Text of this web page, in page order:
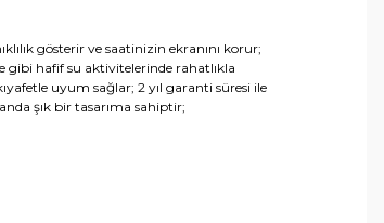
gösterir ve saatinizin ekranını korur;
gibi hafif su aktivitelerinde rahatlıkla
uyum sağlar; 2 yıl garanti süresi ile
şık bir tasarıma sahiptir;